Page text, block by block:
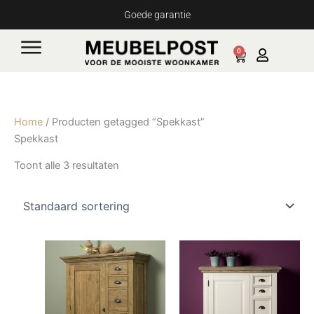
inhoud
Goede garantie
0
Cart
Home / Producten getagged “Spekkast”
Spekkast
Toont alle 3 resultaten